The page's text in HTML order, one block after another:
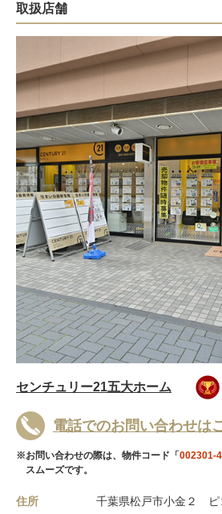
取扱店舗
センチュリー21五大ホーム
電話でのお問い合わせは
※お問い合わせの際は、物件コード「002301-
スムーズです。
住所
千葉県松戸市小金２ ピ